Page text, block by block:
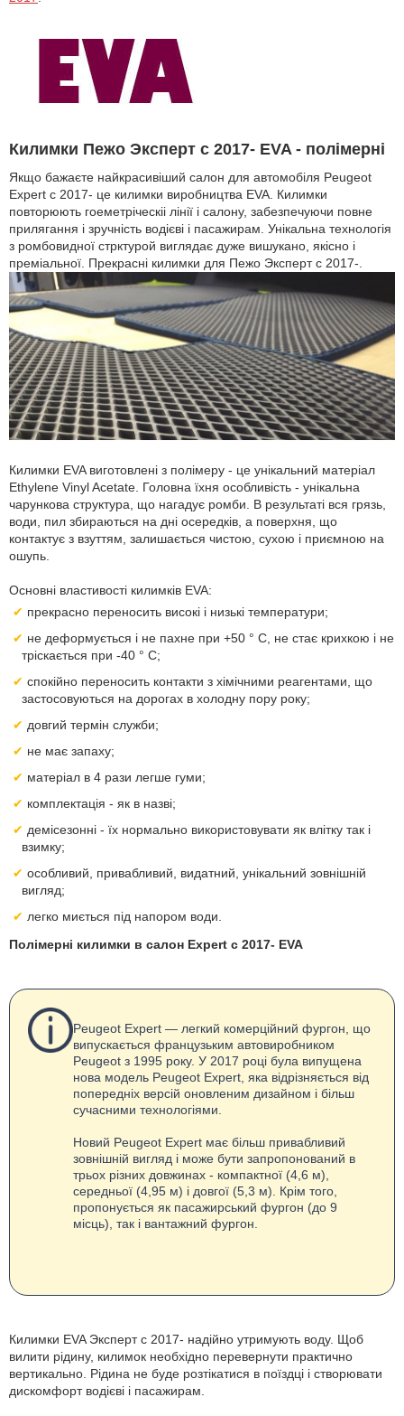
Килимки Пежо Эксперт с 2017- EVA - полімерні
Якщо бажаєте найкрасивіший салон для автомобіля Peugeot
Expert с 2017- це килимки виробництва EVA. Килимки
повторюють гоеметріческіі лінії і салону, забезпечуючи повне
прилягання і зручність водієві і пасажирам. Унікальна технологія
з ромбовидної стрктурой виглядає дуже вишукано, якісно і
преміальної. Прекрасні килимки для Пежо Эксперт с 2017-.
Килимки EVA виготовлені з полімеру - це унікальний матеріал
Ethylene Vinyl Acetate. Головна їхня особливість - унікальна
чарункова структура, що нагадує ромби. В результаті вся грязь,
води, пил збираються на дні осередків, а поверхня, що
контактує з взуттям, залишається чистою, сухою і приємною на
ошупь.
Основні властивості килимків EVA:
прекрасно переносить високі і низькі температури;
не деформується і не пахне при +50 ° С, не стає крихкою і не
тріскається при -40 ° С;
спокійно переносить контакти з хімічними реагентами, що
застосовуються на дорогах в холодну пору року;
довгий термін служби;
не має запаху;
матеріал в 4 рази легше гуми;
комплектація - як в назві;
демісезонні - їх нормально використовувати як влітку так і
взимку;
особливий, привабливий, видатний, унікальний зовнішній
вигляд;
легко миється під напором води.
Полімерні килимки в салон Expert с 2017- EVA
Peugeot Expert — легкий комерційний фургон, що
випускається французьким автовиробником
Peugeot з 1995 року. У 2017 році була випущена
нова модель Peugeot Expert, яка відрізняється від
попередніх версій оновленим дизайном і більш
сучасними технологіями.
Новий Peugeot Expert має більш привабливий
зовнішній вигляд і може бути запропонований в
трьох різних довжинах - компактної (4,6 м),
середньої (4,95 м) і довгої (5,3 м). Крім того,
пропонується як пасажирський фургон (до 9
місць), так і вантажний фургон.
Килимки EVA Эксперт с 2017- надійно утримують воду. Щоб
вилити рідину, килимок необхідно перевернути практично
вертикально. Рідина не буде розтікатися в поїздці і створювати
дискомфорт водієві і пасажирам.